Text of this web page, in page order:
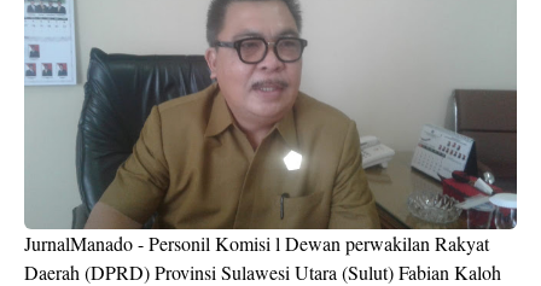
JurnalManado - Personil Komisi l Dewan perwakilan Rakyat
Daerah (DPRD) Provinsi Sulawesi Utara (Sulut) Fabian Kaloh